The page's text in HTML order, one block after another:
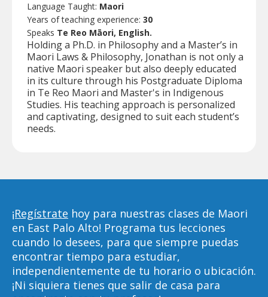
Language Taught: Maori
Years of teaching experience: 30
Speaks Te Reo Māori, English.
Holding a Ph.D. in Philosophy and a Master’s in
Maori Laws & Philosophy, Jonathan is not only a
native Maori speaker but also deeply educated
in its culture through his Postgraduate Diploma
in Te Reo Maori and Master's in Indigenous
Studies. His teaching approach is personalized
and captivating, designed to suit each student’s
needs.
¡Regístrate hoy para nuestras clases de Maori
en East Palo Alto! Programa tus lecciones
cuando lo desees, para que siempre puedas
encontrar tiempo para estudiar,
independientemente de tu horario o ubicación.
¡Ni siquiera tienes que salir de casa para